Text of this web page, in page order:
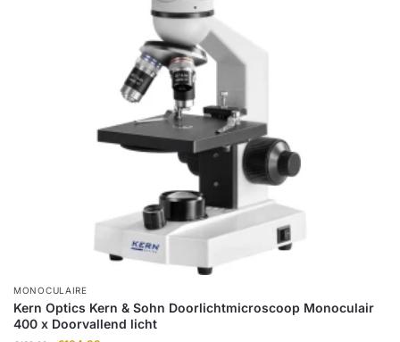
MONOCULAIRE
Kern Optics Kern & Sohn Doorlichtmicroscoop Monoculair
400 x Doorvallend licht